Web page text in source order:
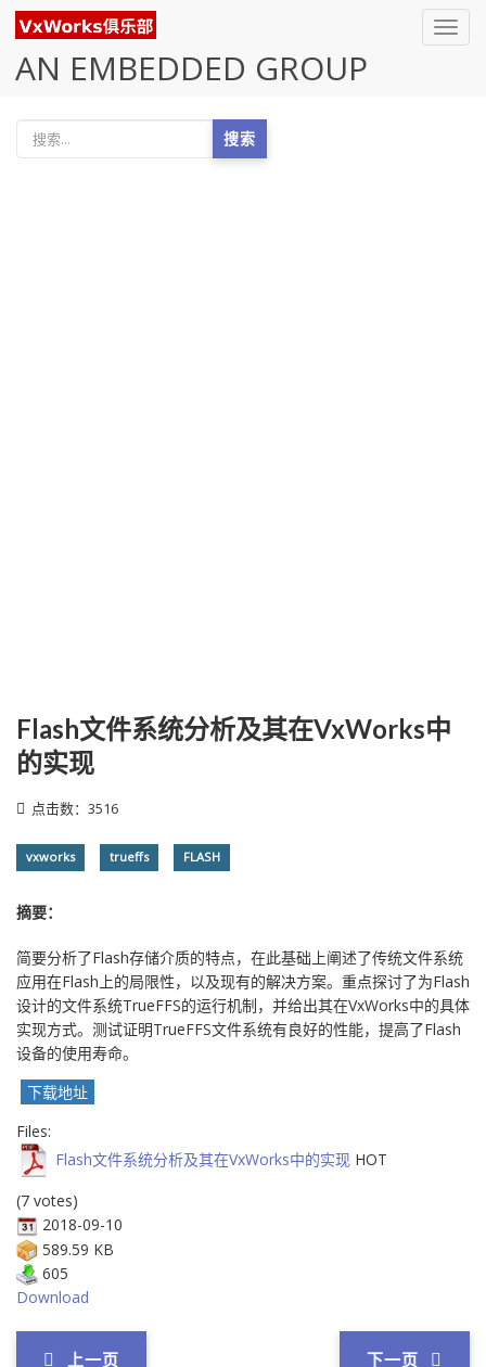
AN EMBEDDED GROUP
搜索
Flash文件系统分析及其在VxWorks中
的实现
点击数：3516
vxworks trueffs FLASH
摘要：
简要分析了Flash存储介质的特点，在此基础上阐述了传统文件系统
应用在Flash上的局限性，以及现有的解决方案。重点探讨了为Flash
设计的文件系统TrueFFS的运行机制，并给出其在VxWorks中的具体
实现方式。测试证明TrueFFS文件系统有良好的性能，提高了Flash
设备的使用寿命。
下载地址
Files:
Flash文件系统分析及其在VxWorks中的实现 HOT
(7 votes)
2018-09-10
589.59 KB
605
Download
上一页 下一页